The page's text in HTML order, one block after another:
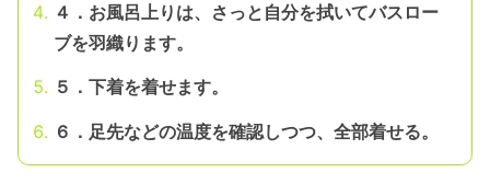
４．お風呂上りは、さっと自分を拭いてバスロー
ブを羽織ります。
５．下着を着せます。
６．足先などの温度を確認しつつ、全部着せる。